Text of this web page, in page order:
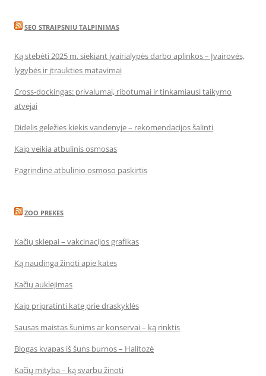
SEO STRAIPSNIU TALPINIMAS
Ką stebėti 2025 m. siekiant įvairialypės darbo aplinkos – Įvairovės,
lygybės ir įtraukties matavimai
Cross-dockingas: privalumai, ribotumai ir tinkamiausi taikymo
atvejai
Didelis geležies kiekis vandenyje – rekomendacijos šalinti
Kaip veikia atbulinis osmosas
Pagrindinė atbulinio osmoso paskirtis
ZOO PREKES
Kačių skiepai – vakcinacijos grafikas
Ką naudinga žinoti apie kates
Kačių auklėjimas
Kaip pripratinti katę prie draskyklės
Sausas maistas šunims ar konservai – ką rinktis
Blogas kvapas iš šuns burnos – Halitozė
Kačių mityba – ką svarbu žinoti